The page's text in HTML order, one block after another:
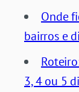
Onde
bairros e
3, 4 ou 5